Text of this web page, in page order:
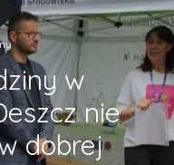
w
nie
dobrej